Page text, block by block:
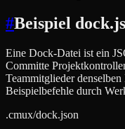
#Beispiel
Eine Dock-Datei ist ein
Committe
Teammitglieder
Beispielbefehle durch
.cmux/dock.json